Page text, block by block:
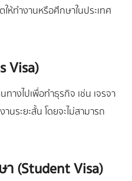
ห้ทำงานหรือศึกษาในประเทศ
Visa)
างไปเพื่อทำธุรกิจ เช่น เจรจา
ระยะสั้น โดยจะไม่สามารถ
(Student Visa)